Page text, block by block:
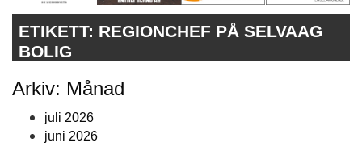
ETIKETT: REGIONCHEF PÅ SELVAAG
BOLIG
Arkiv: Månad
juli 2026
juni 2026